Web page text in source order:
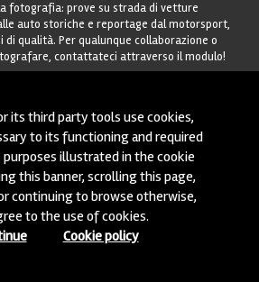
fotografia: prove su strada di vetture
auto storiche e reportage dal motorsport,
di qualità. Per qualunque collaborazione o
contattateci attraverso il modulo!
a nuove collaborazioni o a nuove auto da
cliccando qui!
ALL RIGHTS RESERVED.
its third party tools use cookies,
to its functioning and required
illustrated in the cookie
this banner, scrolling this page,
continuing to browse otherwise,
to the use of cookies.
Cookie policy